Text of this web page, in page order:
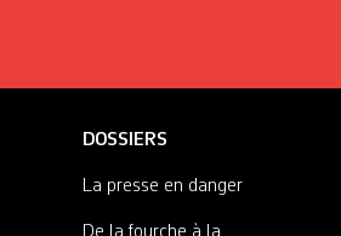
DOSSIERS
La presse en danger